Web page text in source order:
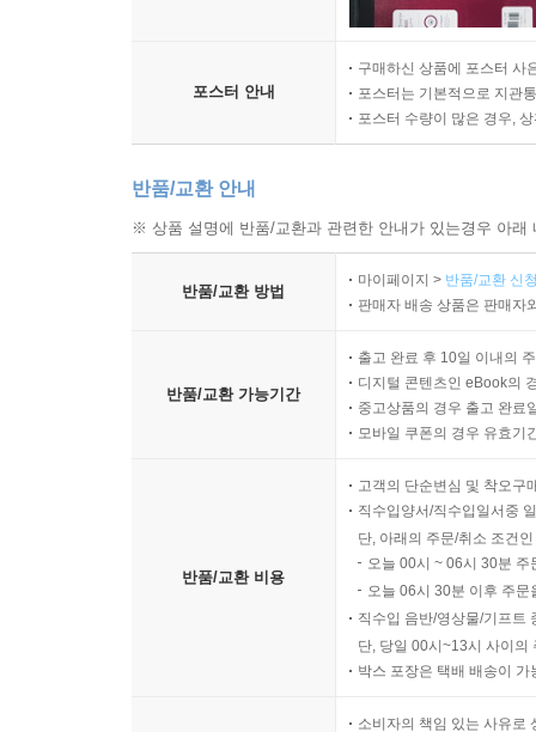
포스터 안내
구매하신 상품에 포스터 사
포스터는 기본적으로 지관
포스터 수량이 많은 경우,
반품/교환 안내
※ 상품 설명에 반품/교환과 관련한 안내가 있는경우 아
반품/교환 방법
마이페이지 > 반품/교환 신
판매자 배송 상품은 판매자
반품/교환 가능기간
출고 완료 후 10일 이내의
디지털 콘텐츠인 eBook의
중고상품의 경우 출고 완료
모바일 쿠폰의 경우 유효기
반품/교환 비용
고객의 단순변심 및 착오구
직수입양서/직수입일서중
단, 아래의 주문/취소 조건
오늘 00시 ~ 06시 30분
오늘 06시 30분 이후 주
직수입 음반/영상물/기프트
단, 당일 00시~13시 사이의
박스 포장은 택배 배송이
소비자의 책임 있는 사유로